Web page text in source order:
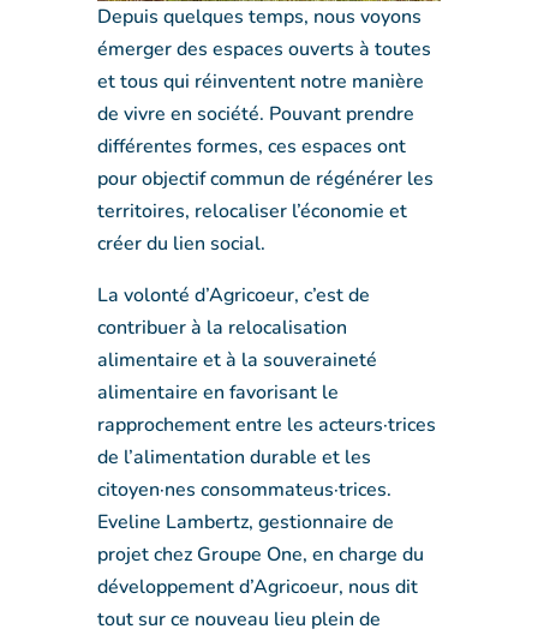
Depuis quelques temps, nous voyons
émerger des espaces ouverts à toutes
et tous qui réinventent notre manière
de vivre en société. Pouvant prendre
différentes formes, ces espaces ont
pour objectif commun de régénérer les
territoires, relocaliser l’économie et
créer du lien social.
La volonté d’Agricoeur, c’est de
contribuer à la relocalisation
alimentaire et à la souveraineté
alimentaire en favorisant le
rapprochement entre les acteurs·trices
de l’alimentation durable et les
citoyen·nes consommateus·trices.
Eveline Lambertz, gestionnaire de
projet chez Groupe One, en charge du
développement d’Agricoeur, nous dit
tout sur ce nouveau lieu plein de